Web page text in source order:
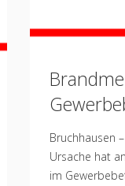
Bruchhausen
Ursache hat
im